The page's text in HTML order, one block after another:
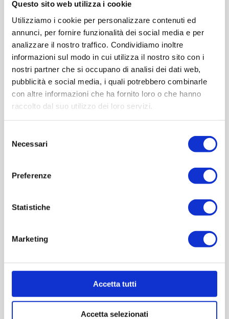
Questo sito web utilizza i cookie
Utilizziamo i cookie per personalizzare contenuti ed
annunci, per fornire funzionalità dei social media e per
analizzare il nostro traffico. Condividiamo inoltre
informazioni sul modo in cui utilizza il nostro sito con i
nostri partner che si occupano di analisi dei dati web,
pubblicità e social media, i quali potrebbero combinarle
con altre informazioni che ha fornito loro o che hanno
raccolto dal suo utilizzo dei loro servizi.
delNecessari
Preferenze
Statistiche
Marketing
Accetta tutti
Accetta selezionati
Cod.: FAT012
Please select the address you want to ship to
ACQUISTA
CONTACT US
Scheda tecnica